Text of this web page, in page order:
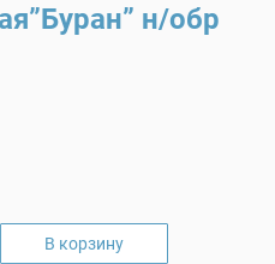
н/обр
В корзину